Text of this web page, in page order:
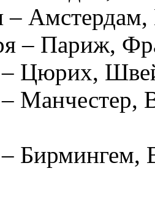
–
– Париж,
– Цюрих,
Манчестер,
– Бирмингем,